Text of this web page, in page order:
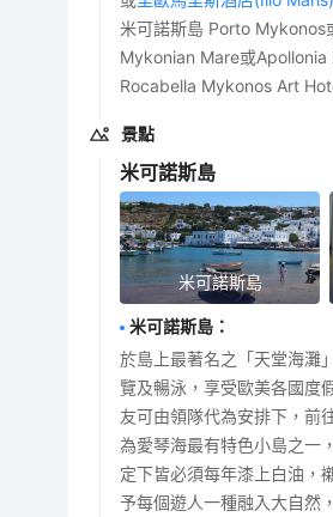
米可諾斯島 Porto Mykonos
Mykonian Mare或Apollonia
Rocabella Mykonos Art
景點
米可諾斯島
米可諾斯島
米可諾斯島 ：
於島上最著名之「天堂海灘
覽及暢泳，享受歐美各國度
友可由領隊代為安排下，前
為愛琴海最有特色小島之一
定下皆必須每年漆上白油，
予每個遊人一種融入大自然